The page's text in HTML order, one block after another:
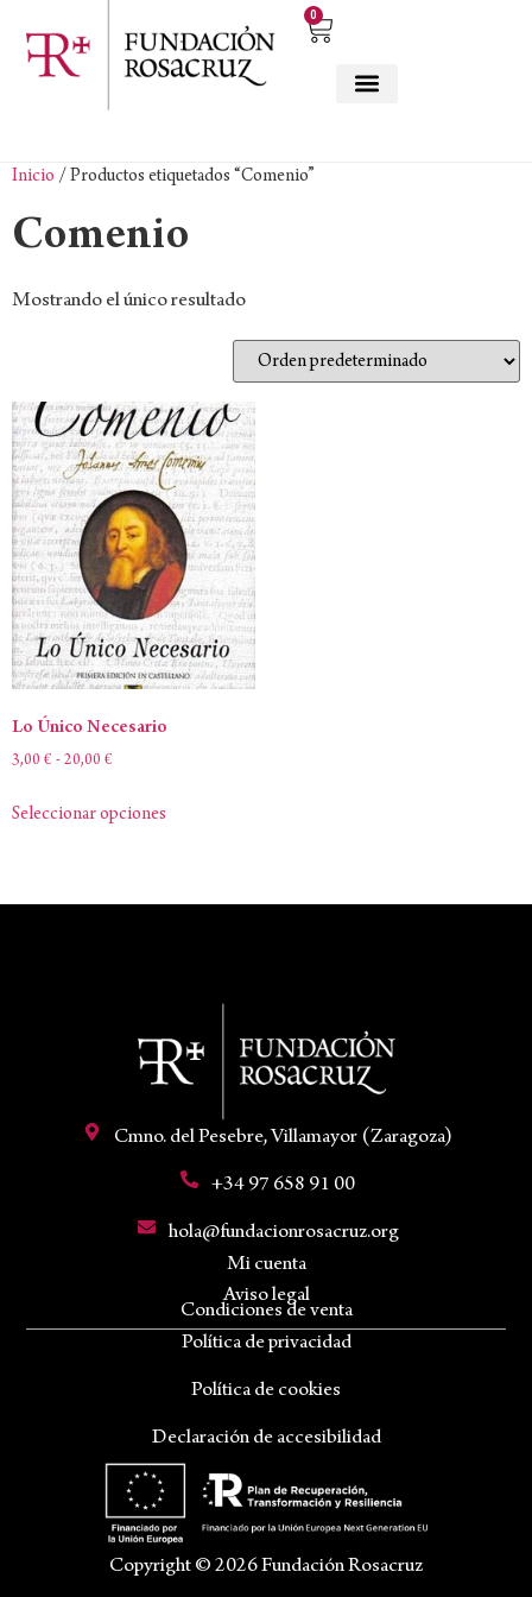
0
Inicio / Productos etiquetados “Comenio”
Comenio
Mostrando el único resultado
Lo Único Necesario
3,00 € - 20,00 €
Seleccionar opciones
Cmno. del Pesebre, Villamayor (Zaragoza)
+34 97 658 91 00
hola@fundacionrosacruz.org
Mi cuenta
Condiciones de venta
Aviso legal
Política de privacidad
Política de cookies
Declaración de accesibilidad
Copyright © 2026 Fundación Rosacruz